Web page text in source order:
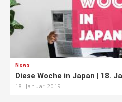
News
Diese Woche in Japan | 18.
18. Januar 2019